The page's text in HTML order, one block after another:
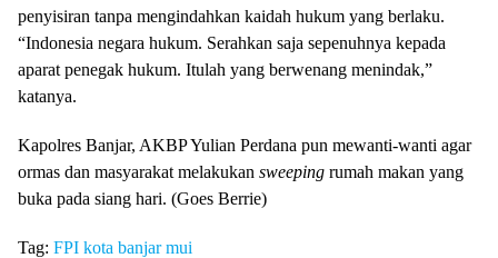
penyisiran tanpa mengindahkan kaidah hukum yang berlaku.
“Indonesia negara hukum. Serahkan saja sepenuhnya kepada
aparat penegak hukum. Itulah yang berwenang menindak,”
katanya.
Kapolres Banjar, AKBP Yulian Perdana pun mewanti-wanti agar
ormas dan masyarakat melakukan sweeping rumah makan yang
buka pada siang hari. (Goes Berrie)
Tag: FPI kota banjar mui